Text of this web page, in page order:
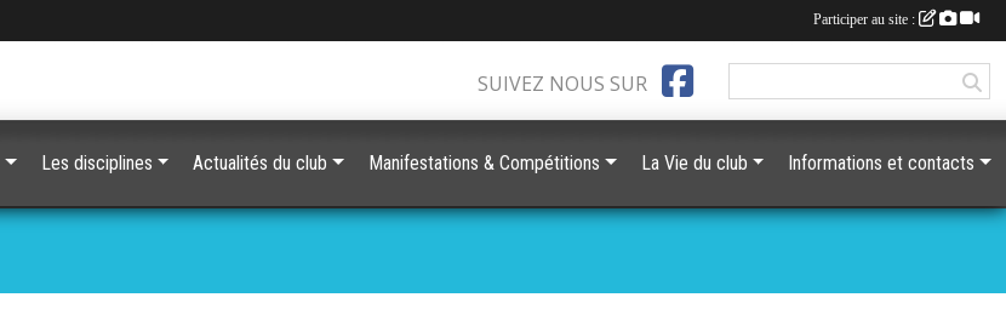
SUIVEZ NOUS SUR
Les disciplines Actualités du club Manifestations & Compétitions La Vie du club Informations et contacts
Participer au site :